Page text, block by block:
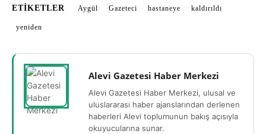
ETIKETLER Aygül Gazeteci hastaneye kaldırıldı
yeniden
Alevi Gazetesi Haber Merkezi
Alevi Gazetesi Haber Merkezi, ulusal ve
uluslararası haber ajanslarından derlenen
haberleri Alevi toplumunun bakış açısıyla
okuyucularına sunar.